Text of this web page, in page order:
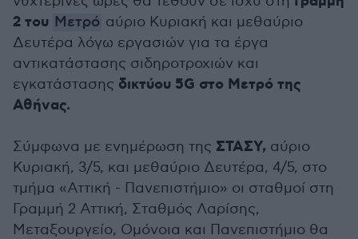
2 του Μετρό αύριο Κυριακή και μεθαύριο
Δευτέρα λόγω εργασιών για τα έργα
αντικατάστασης σιδηροτροχιών και
εγκατάστασης δικτύου 5G στο Μετρό της
Αθήνας.
Σύμφωνα με ενημέρωση της ΣΤΑΣΥ, αύριο
Κυριακή, 3/5, και μεθαύριο Δευτέρα, 4/5, στο
τμήμα «Αττική - Πανεπιστήμιο» οι σταθμοί στη
Γραμμή 2 Αττική, Σταθμός Λαρίσης,
Μεταξουργείο, Ομόνοια και Πανεπιστήμιο θα